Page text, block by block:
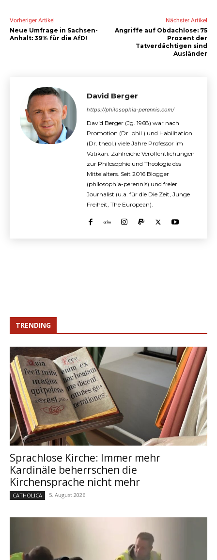
Vorheriger Artikel
Neue Umfrage in Sachsen-
Anhalt: 39% für die AfD!
Nächster Artikel
Angriffe auf Obdachlose: 75
Prozent der
Tatverdächtigen sind
Ausländer
David Berger
https://philosophia-perennis.com/
David Berger (Jg. 1968) war nach
Promotion (Dr. phil.) und Habilitation
(Dr. theol.) viele Jahre Professor im
Vatikan. Zahlreiche Veröffentlichungen
zur Philosophie und Theologie des
Mittelalters. Seit 2016 Blogger
(philosophia-perennis) und freier
Journalist (u.a. für die Die Zeit, Junge
Freiheit, The European).
TRENDING
Sprachlose Kirche: Immer mehr
Kardinäle beherrschen die
Kirchensprache nicht mehr
CATHOLICA 5. August 2026